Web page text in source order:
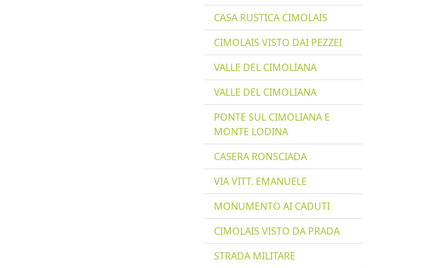
CASA RUSTICA CIMOLAIS
CIMOLAIS VISTO DAI PEZZEI
VALLE DEL CIMOLIANA
VALLE DEL CIMOLIANA
PONTE SUL CIMOLIANA E
MONTE LODINA
CASERA RONSCIADA
VIA VITT. EMANUELE
MONUMENTO AI CADUTI
CIMOLAIS VISTO DA PRADA
STRADA MILITARE